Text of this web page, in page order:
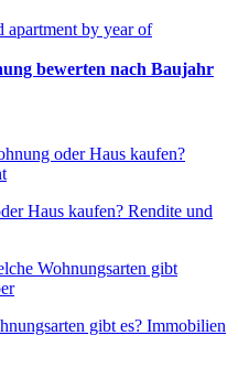
bewerten nach Baujahr
Haus kaufen? Rendite und
gibt es? Immobilien